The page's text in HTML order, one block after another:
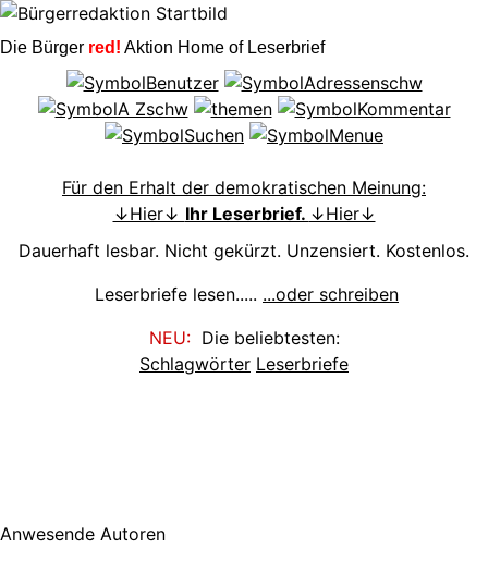
Die Bürger red! Aktion Home of Leserbrief
Für den Erhalt der demokratischen Meinung:
↓Hier↓ Ihr Leserbrief. ↓Hier↓
Dauerhaft lesbar. Nicht gekürzt. Unzensiert. Kostenlos.
Leserbriefe lesen..... ...oder schreiben
NEU:Die beliebtesten:
Schlagwörter Leserbriefe
Anwesende Autoren